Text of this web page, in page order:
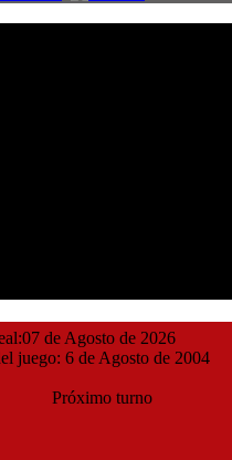
de Agosto de 2026
juego: 6 de Agosto de 2004
Próximo turno